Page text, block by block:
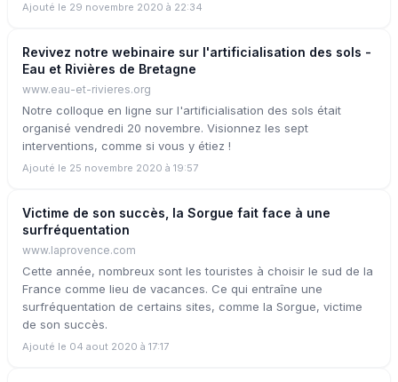
Ajouté le 29 novembre 2020 à 22:34
Revivez notre webinaire sur l'artificialisation des sols -
Eau et Rivières de Bretagne
www.eau-et-rivieres.org
Notre colloque en ligne sur l'artificialisation des sols était
organisé vendredi 20 novembre. Visionnez les sept
interventions, comme si vous y étiez !
Ajouté le 25 novembre 2020 à 19:57
Victime de son succès, la Sorgue fait face à une
surfréquentation
www.laprovence.com
Cette année, nombreux sont les touristes à choisir le sud de la
France comme lieu de vacances. Ce qui entraîne une
surfréquentation de certains sites, comme la Sorgue, victime
de son succès.
Ajouté le 04 aout 2020 à 17:17